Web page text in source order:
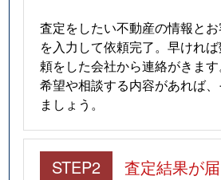
査定をしたい不動産の情報と
を入力して依頼完了。早けれ
頼をした会社から連絡がきます
希望や相談する内容があれば、
ましょう。
STEP2 査定結果が届